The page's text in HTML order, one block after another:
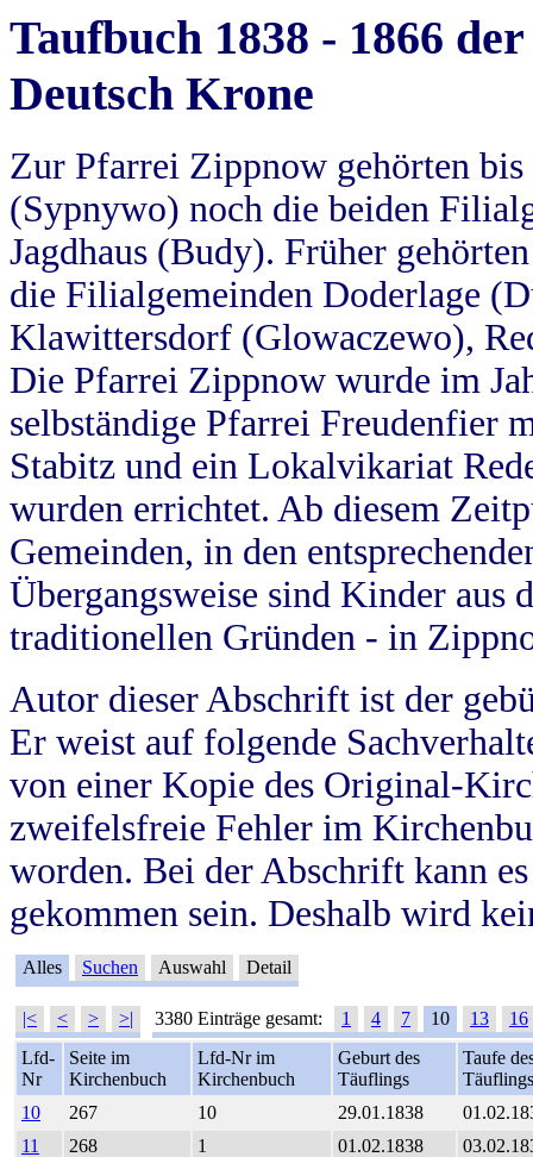
Taufbuch 1838 - 1866
Deutsch Krone
Zur Pfarrei Zippnow gehörten
(Sypnywo) noch die beiden
Jagdhaus (Budy). Früher
die Filialgemeinden Doderlage
Klawittersdorf (Glowaczewo),
Die Pfarrei Zippnow wurde im
selbständige Pfarrei Freudenfier
Stabitz und ein Lokalvikariat
wurden errichtet. Ab diesem
Gemeinden, in den
Übergangsweise sind Kinder aus
traditionellen Gründen - in
Autor dieser Abschrift ist der
Er weist auf folgende
von einer Kopie des Original-
zweifelsfreie Fehler im
worden. Bei der Abschrift kann
gekommen sein. Deshalb wird
Alles Suchen Auswahl Detail
|< < > >| 3380 Einträge gesamt: 1 4 7 10 13
16
Lfd-
Nr
Seite im
Kirchenbuch
Lfd-Nr im
Kirchenbuch
Geburt des
Täuflings
Taufe
Täuflings
10
267 10 29.01.1838
11
268 1 01.02.1838